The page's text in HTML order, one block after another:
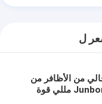
ل
من الأظافر من
Junbond 18 مللي قوة